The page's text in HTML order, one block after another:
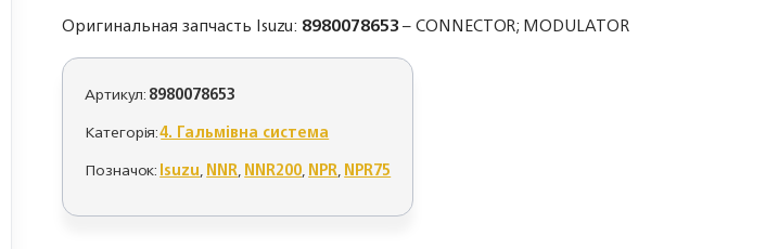
Оригинальная запчасть Isuzu: 8980078653– CONNECTOR; MODULATOR
Артикул:8980078653
Категорія:4. Гальмівна система
Позначок:Isuzu,NNR,NNR200,NPR,NPR75